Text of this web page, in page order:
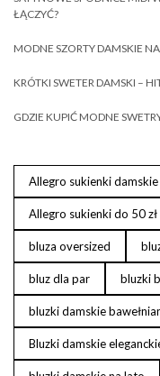
ŁĄCZYĆ?
MODNE SZORTY DAMSKIE
KRÓTKI SWETER DAMSKI –
GDZIE KUPIĆ MODNE
Allegro sukienki
Allegro sukienki do 50 zł
bluza oversized
bluz dla par bluzki
bluzki damskie
Bluzki damskie